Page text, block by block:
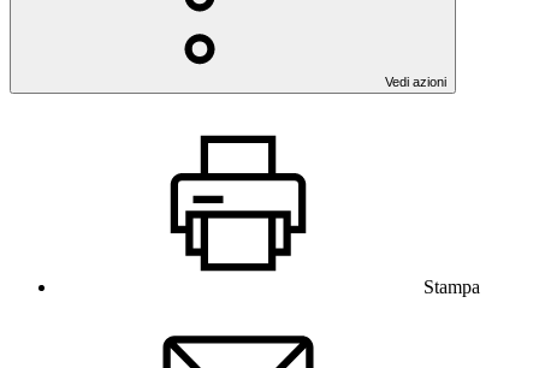
Vedi azioni
Stampa